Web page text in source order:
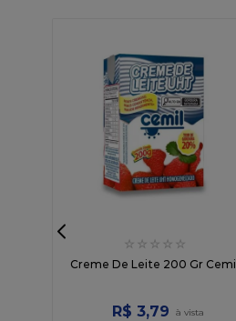
☆ ☆ ☆ ☆ ☆
Creme De Leite 200 Gr Cemil
R$ 3,79